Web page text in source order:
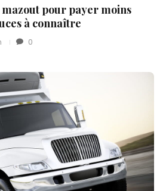
pour payer moins
à connaître
0